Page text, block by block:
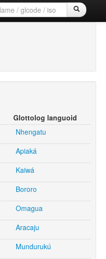
Glottolog languoid
Nhengatu
Apiaká
Kaiwá
Bororo
Omagua
Aracaju
Mundurukú